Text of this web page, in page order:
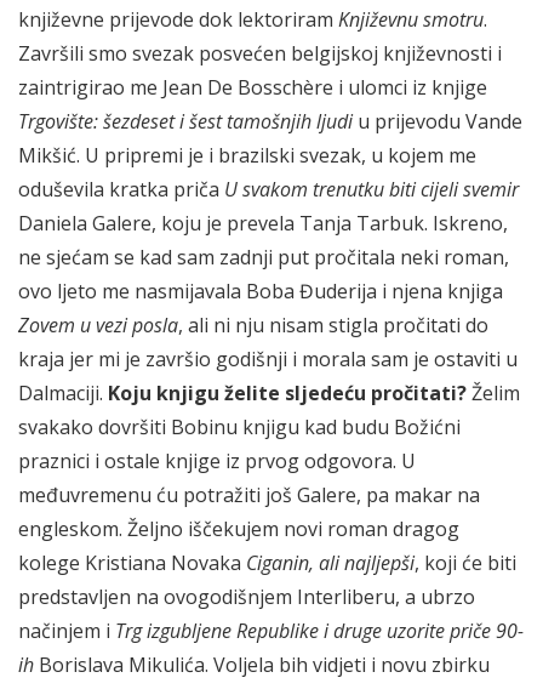
književne prijevode dok lektoriram Književnu smotru.
Završili smo svezak posvećen belgijskoj književnosti i
zaintrigirao me Jean De Bosschère i ulomci iz knjige
Trgovište: šezdeset i šest tamošnjih ljudiu prijevodu Vande
Mikšić. U pripremi je i brazilski svezak, u kojem me
oduševila kratka priča U svakom trenutku biti cijeli svemir
Daniela Galere, koju je prevela Tanja Tarbuk. Iskreno,
ne sjećam se kad sam zadnji put pročitala neki roman,
ovo ljeto me nasmijavala Boba Đuderija i njena knjiga
Zovem u vezi posla, ali ni nju nisam stigla pročitati do
kraja jer mi je završio godišnji i morala sam je ostaviti u
Dalmaciji. Koju knjigu želite sljedeću pročitati?Želim
svakako dovršiti Bobinu knjigu kad budu Božićni
praznici i ostale knjige iz prvog odgovora. U
međuvremenu ću potražiti još Galere, pa makar na
engleskom. Željno iščekujem novi roman dragog
kolege Kristiana Novaka Ciganin, ali najljepši, koji će biti
predstavljen na ovogodišnjem Interliberu, a ubrzo
načinjem i Trg izgubljene Republike i druge uzorite priče 90-
ih Borislava Mikulića. Voljela bih vidjeti i novu zbirku